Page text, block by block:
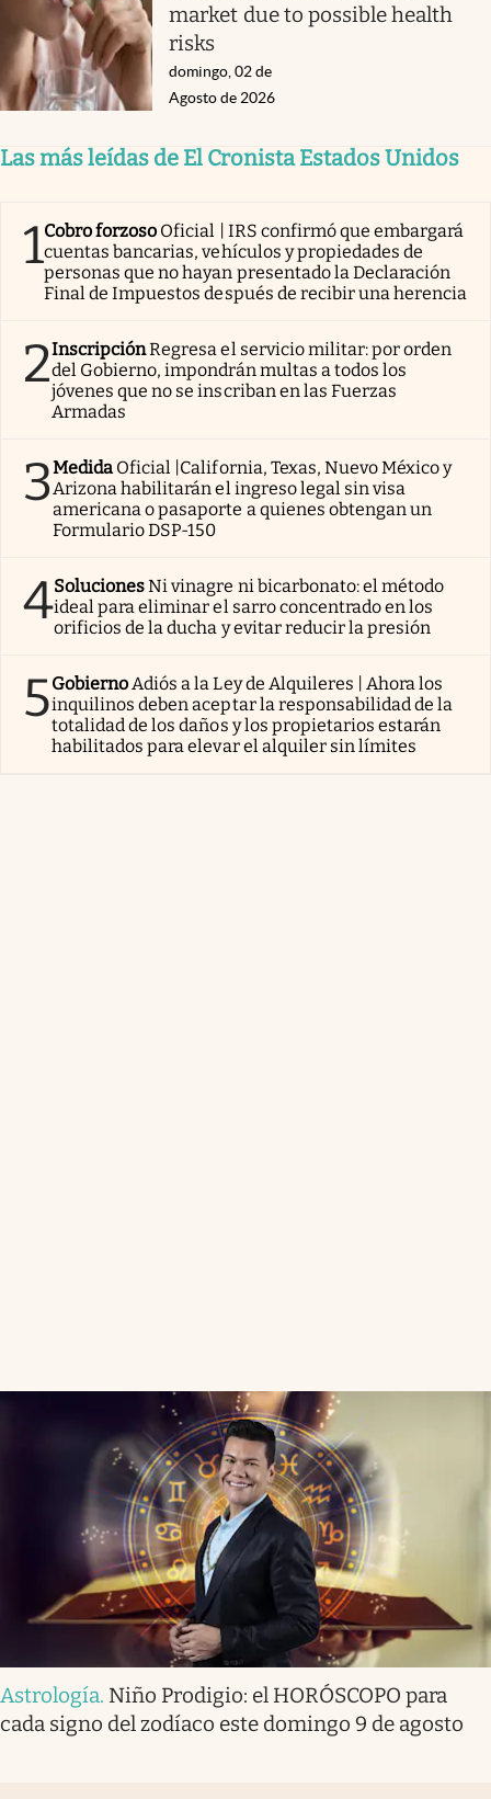
market due to possible health
risks
domingo, 02 de
Agosto de 2026
Las más leídas de El Cronista Estados Unidos
1Cobro forzoso Oficial | IRS confirmó que embargará
cuentas bancarias, vehículos y propiedades de
personas que no hayan presentado la Declaración
Final de Impuestos después de recibir una herencia
2InscripciónRegresa el servicio militar: por orden
del Gobierno, impondrán multas a todos los
jóvenes que no se inscriban en las Fuerzas
Armadas
3Medida Oficial |California, Texas, Nuevo México y
Arizona habilitarán el ingreso legal sin visa
americana o pasaporte a quienes obtengan un
Formulario DSP-150
4SolucionesNi vinagre ni bicarbonato: el método
ideal para eliminar el sarro concentrado en los
orificios de la ducha y evitar reducir la presión
5GobiernoAdiós a la Ley de Alquileres | Ahora los
inquilinos deben aceptar la responsabilidad de la
totalidad de los daños y los propietarios estarán
habilitados para elevar el alquiler sin límites
Astrología. Niño Prodigio: el HORÓSCOPO para
cada signo del zodíaco este domingo 9 de agosto